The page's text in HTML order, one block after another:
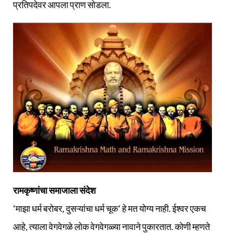
प्रतिपदेवर आपला प्राण सोडला.
रामकृष्णांचा समाजाला संदेश
‘माझा धर्म बरोबर, दुसऱ्यांचा धर्म चूक’ हे मत योग्य नाही. ईश्वर एकच
आहे, त्याला वेगवेगळे लोक वेगवेगळ्या नावाने पुकारतात. कोणी म्हणते